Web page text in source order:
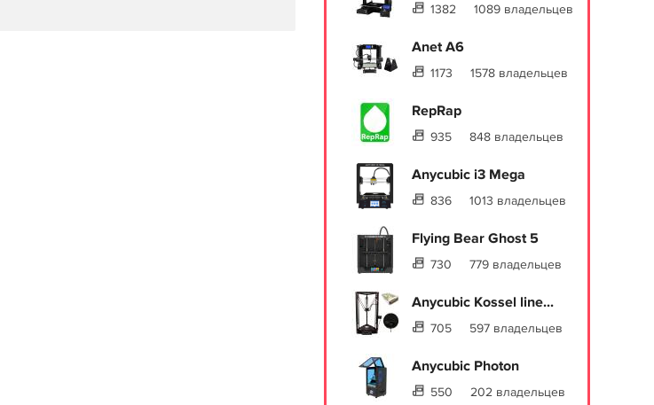
1382 1089 владельцев
Anet A6
1173 1578 владельцев
RepRap
935 848 владельцев
Anycubic i3 Mega
836 1013 владельцев
Flying Bear Ghost 5
730 779 владельцев
Anycubic Kossel line...
705 597 владельцев
Anycubic Photon
550 202 владельцев